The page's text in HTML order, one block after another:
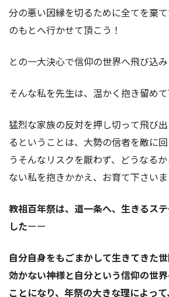
分の悪い因縁を切るために全てを棄
のもとへ行かせて頂こう！
との一大決心で信仰の世界へ飛び込み
そんな私を先生は、温かく抱き留めて
猛烈な家族の反対を押し切って飛び
るということは、大勢の信者を敵に
うそんなリスクを厭わず、どうなる
ない私を抱きかかえ、お育て下さいま
教祖百年祭は、道一条へ、生きるス
したーー
自分自身をもごまかして生きてきた
効かない神様と自分という信仰の世
ことになり、年祭の大きな理によっ